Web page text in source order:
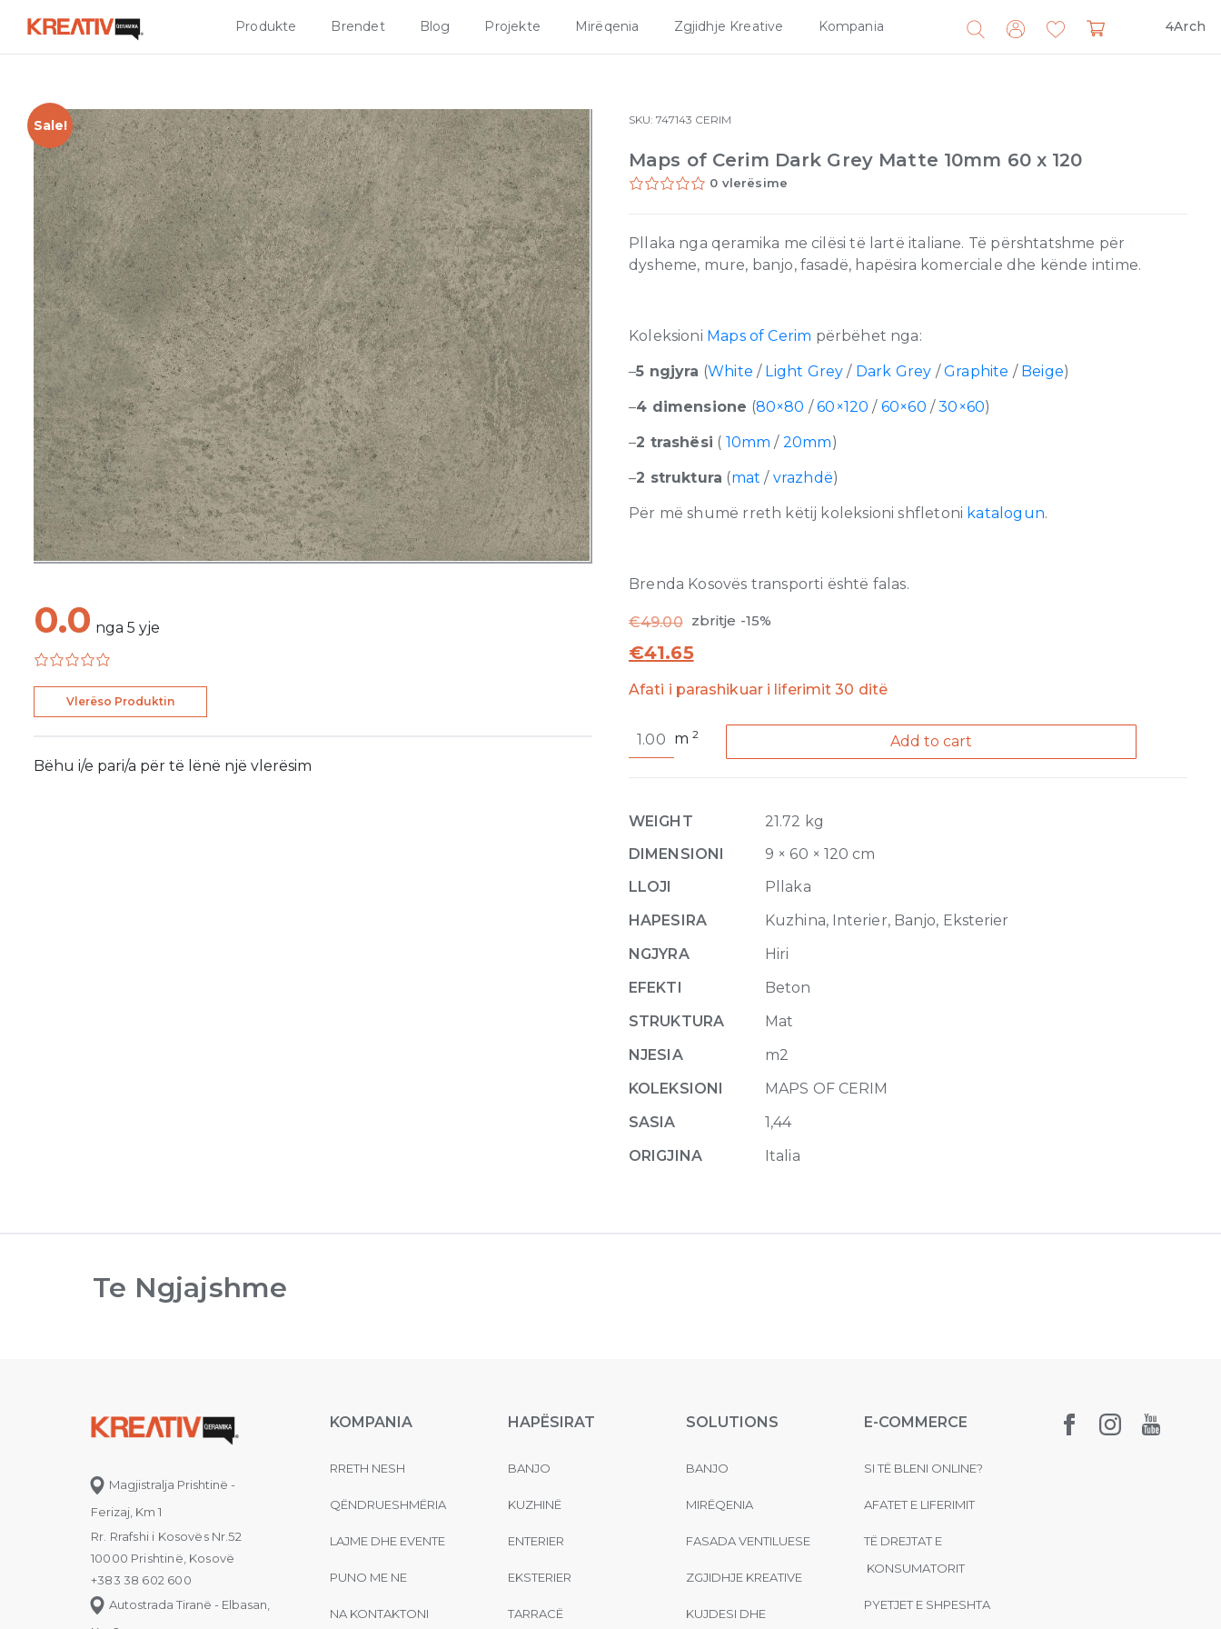
Produkte Brendet Blog Projekte Mirëqenia Zgjidhje Kreative Kompania 4Arch
Search
for:
Sale!
0.0 nga 5 yje
Vlerëso Produktin
Bëhu i/e pari/a për të lënë një vlerësim
SKU:747143 CERIM
Maps of Cerim Dark Grey Matte 10mm 60 x 120
0 vlerësime
Pllaka nga qeramika me cilësi të lartë italiane. Të përshtatshme për
dysheme, mure, banjo, fasadë, hapësira komerciale dhe kënde intime.
Koleksioni Maps of Cerim përbëhet nga:
–5 ngjyra (White / Light Grey / Dark Grey /Graphite / Beige)
–4 dimensione (80×80 /60×120 / 60×60 /30×60)
–2 trashësi ( 10mm / 20mm)
–2 struktura (mat / vrazhdë)
Për më shumë rreth këtij koleksioni shfletoni katalogun.
Brenda Kosovës transporti është falas.
€49.00 zbritje -15%
€41.65
Afati i parashikuar i liferimit 30 ditë
of
Matte
10mm
x
120
m2 Add to cart
WEIGHT
21.72 kg
DIMENSIONI
9 × 60 × 120 cm
LLOJI
Pllaka
HAPESIRA
Kuzhina, Interier, Banjo, Eksterier
NGJYRA
Hiri
EFEKTI
Beton
STRUKTURA
Mat
NJESIA
m2
KOLEKSIONI
MAPS OF CERIM
SASIA
1,44
ORIGJINA
Italia
Te Ngjajshme
Magjistralja Prishtinë -
Ferizaj, Km 1
Rr. Rrafshi i Kosovës Nr.52
10000 Prishtinë, Kosovë
+383 38 602 600
Autostrada Tiranë - Elbasan,
KOMPANIA
RRETH NESH
QËNDRUESHMËRIA
LAJME DHE EVENTE
PUNO ME NE
NA KONTAKTONI
HAPËSIRAT
BANJO
KUZHINË
ENTERIER
EKSTERIER
TARRACË
SOLUTIONS
BANJO
MIRËQENIA
FASADA VENTILUESE
ZGJIDHJE KREATIVE
KUJDESI DHE
E-COMMERCE
SI TË BLENI ONLINE?
AFATET E LIFERIMIT
TË DREJTAT E
KONSUMATORIT
PYETJET E SHPESHTA